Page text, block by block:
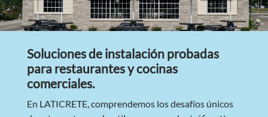
Soluciones de instalación probadas
para restaurantes y cocinas
comerciales.
En LATICRETE, comprendemos los desafíos únicos